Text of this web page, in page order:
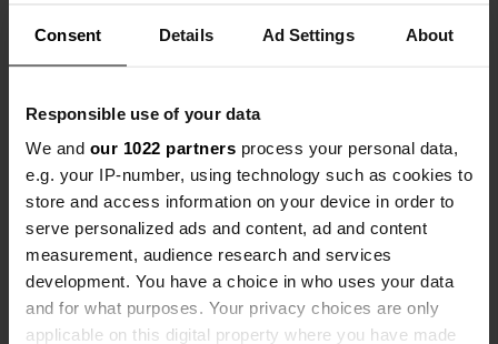
Consent Details Ad Settings About
Responsible use of your data
We and our 1022 partners process your personal data,
e.g. your IP-number, using technology such as cookies to
store and access information on your device in order to
serve personalized ads and content, ad and content
measurement, audience research and services
development. You have a choice in who uses your data
and for what purposes. Your privacy choices are only
applicable on this digital property where you have made
Emplacement
Coordonnées
63° 46' 45" N 14° 2' 36" E
Copie
63.77924 14.04337
Code du site
156628 Copie
Passer àPRO+ PRO+